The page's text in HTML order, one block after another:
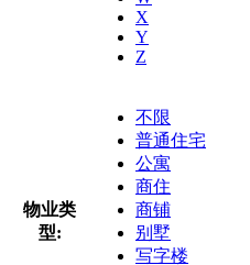
X
Y
Z
物业类
型:
不限
普通住宅
公寓
商住
商铺
别墅
写字楼